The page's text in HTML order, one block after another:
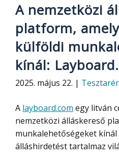
A nemzetközi
platform,
külföldi
kínál:
2025. május 22. |
A layboard.com egy litván
nemzetközi álláskereső
munkalehetőségeket kínál
álláshirdetést tartalmaz